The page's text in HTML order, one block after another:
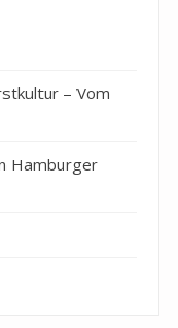
– Vom
Hamburger